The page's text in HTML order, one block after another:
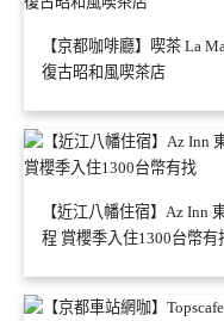
【京都咖啡廳】喫茶 La
復古昭和風喫茶店
【近江八幡住宿】Az Inn
程 賞櫻季入住1300台幣有